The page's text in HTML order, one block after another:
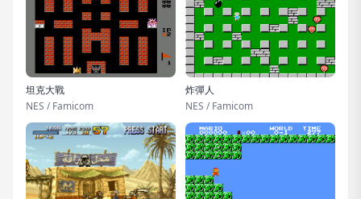
坦克大戰
NES / Famicom
炸彈人
NES / Famicom